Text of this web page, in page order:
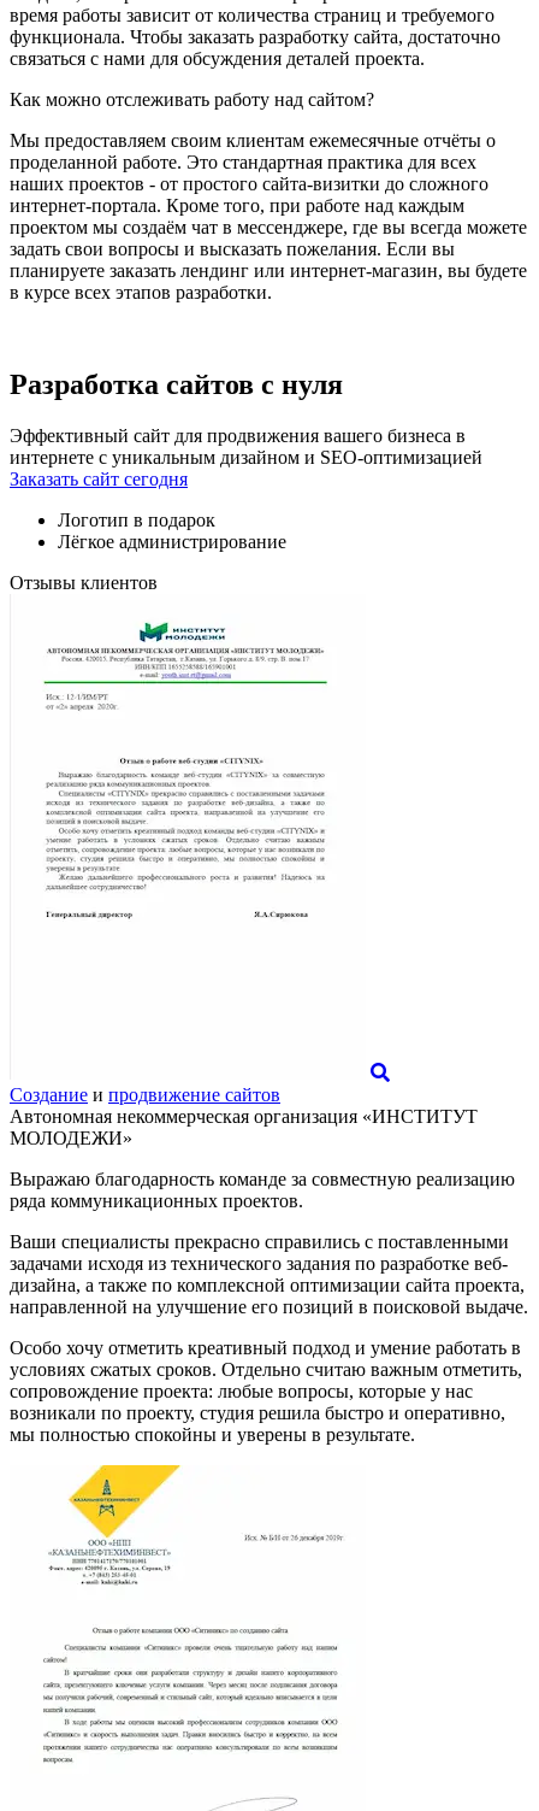
время работы зависит от количества страниц и требуемого
функционала. Чтобы заказать разработку сайта, достаточно
связаться с нами для обсуждения деталей проекта.
Как можно отслеживать работу над сайтом?
Мы предоставляем своим клиентам ежемесячные отчёты о
проделанной работе. Это стандартная практика для всех
наших проектов - от простого сайта-визитки до сложного
интернет-портала. Кроме того, при работе над каждым
проектом мы создаём чат в мессенджере, где вы всегда можете
задать свои вопросы и высказать пожелания. Если вы
планируете заказать лендинг или интернет-магазин, вы будете
в курсе всех этапов разработки.
Разработка сайтов с нуля
Эффективный сайт для продвижения вашего бизнеса в
интернете с уникальным дизайном и SEO-оптимизацией
Заказать сайт сегодня
Логотип в подарок
Лёгкое администрирование
Отзывы клиентов
Создание и продвижение сайтов
Автономная некоммерческая организация «ИНСТИТУТ
МОЛОДЕЖИ»
Выражаю благодарность команде за совместную реализацию
ряда коммуникационных проектов.
Ваши специалисты прекрасно справились с поставленными
задачами исходя из технического задания по разработке веб-
дизайна, а также по комплексной оптимизации сайта проекта,
направленной на улучшение его позиций в поисковой выдаче.
Особо хочу отметить креативный подход и умение работать в
условиях сжатых сроков. Отдельно считаю важным отметить,
сопровождение проекта: любые вопросы, которые у нас
возникали по проекту, студия решила быстро и оперативно,
мы полностью спокойны и уверены в результате.